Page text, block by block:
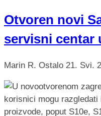
Otvoren novi
servisni centar
Marin R. Ostalo 21. Svi.